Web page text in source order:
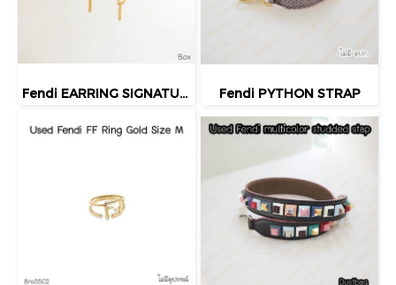
Fendi EARRING SIGNATURE LETTERS GOLD 2021 Fendi PYTHON STRAP